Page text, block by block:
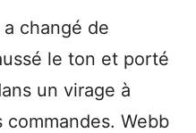
changé de
le ton et porté
un virage à
Webb